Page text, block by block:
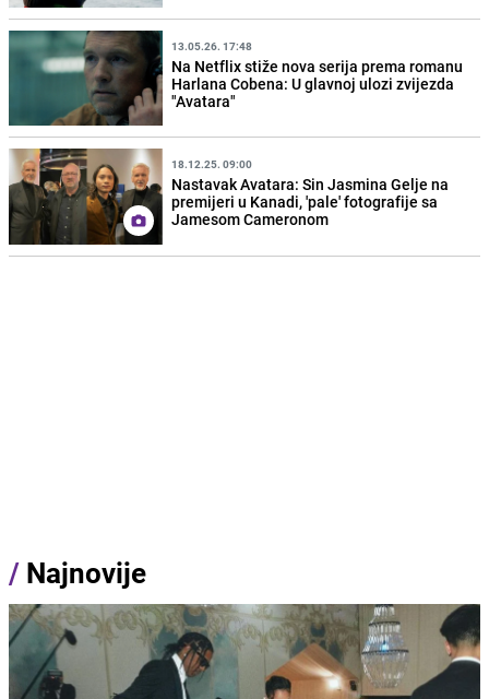
13.05.26. 17:48
Na Netflix stiže nova serija prema romanu
Harlana Cobena: U glavnoj ulozi zvijezda
"Avatara"
18.12.25. 09:00
Nastavak Avatara: Sin Jasmina Gelje na
premijeri u Kanadi, 'pale' fotografije sa
Jamesom Cameronom
/ Najnovije